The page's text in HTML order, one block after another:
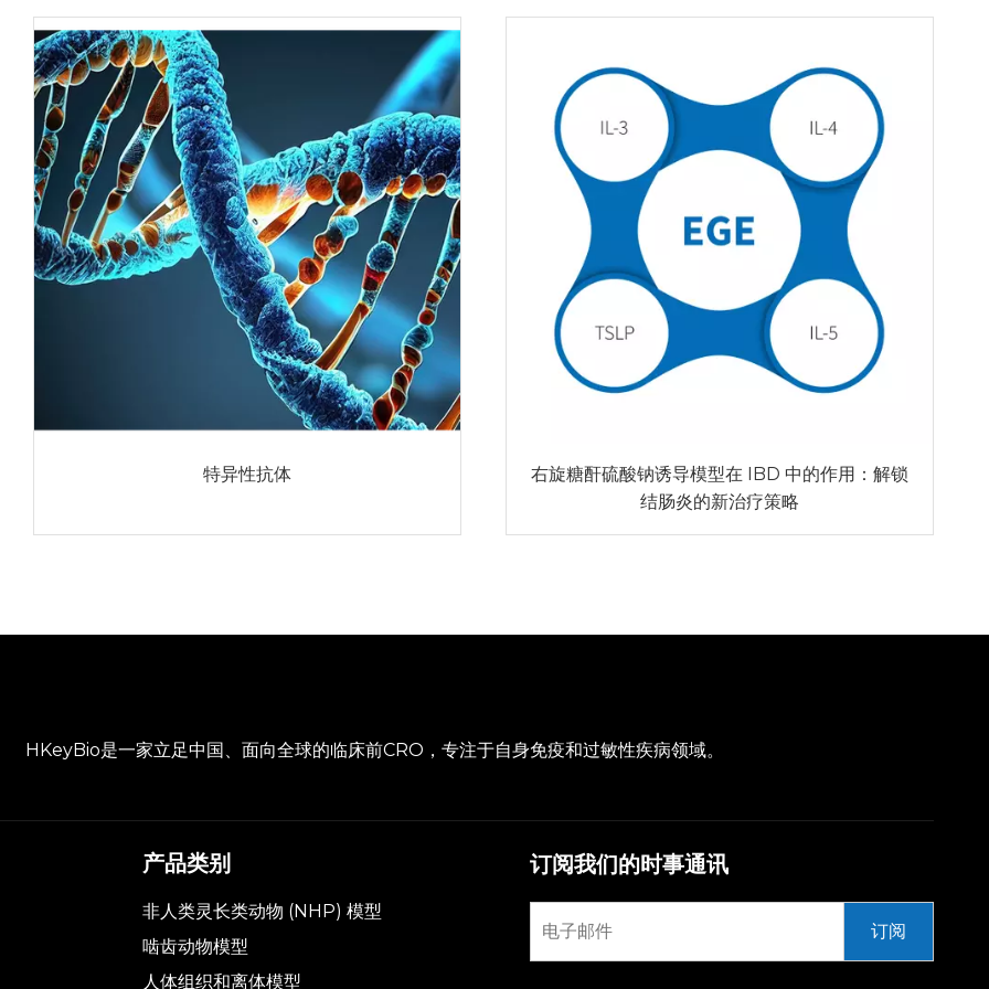
特异性抗体
右旋糖酐硫酸钠诱导模型在 IBD 中的作用：解锁
结肠炎的新治疗策略
HKeyBio是一家立足中国、面向全球的临床前CRO，专注于自身免疫和过敏性疾病领域。
产品类别
非人类灵长类动物 (NHP) 模型
啮齿动物模型
人体组织和离体模型
订阅我们的时事通讯
订阅